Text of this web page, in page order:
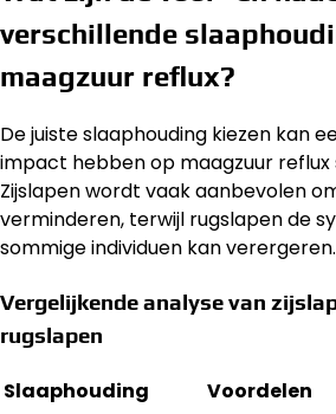
verschillende
maagzuur reflux?
De juiste slaaphouding kiezen kan
impact hebben op maagzuur
Zijslapen wordt vaak aanbevolen
verminderen, terwijl rugslapen de
sommige individuen kan verergeren.
Vergelijkende analyse van
rugslapen
Slaaphouding Voordelen